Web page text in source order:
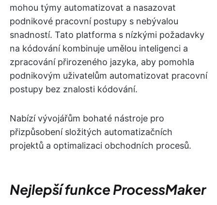
mohou týmy automatizovat a nasazovat
podnikové pracovní postupy s nebývalou
snadností. Tato platforma s nízkými požadavky
na kódování kombinuje umělou inteligenci a
zpracování přirozeného jazyka, aby pomohla
podnikovým uživatelům automatizovat pracovní
postupy bez znalosti kódování.
Nabízí vývojářům bohaté nástroje pro
přizpůsobení složitých automatizačních
projektů a optimalizaci obchodních procesů.
Nejlepší funkce ProcessMaker